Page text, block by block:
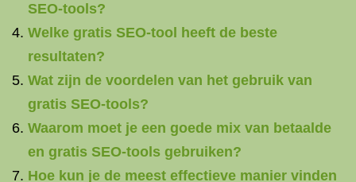
SEO-tools?
Welke gratis SEO-tool heeft de beste
resultaten?
Wat zijn de voordelen van het gebruik van
gratis SEO-tools?
Waarom moet je een goede mix van betaalde
en gratis SEO-tools gebruiken?
Hoe kun je de meest effectieve manier vinden